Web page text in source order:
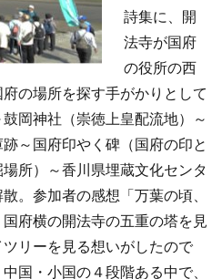
詩集に、開
法寺が国府
の役所の西
の場所を探す手がかりとして
岡神社（崇徳上皇配流地）～
～国府印やく碑（国府の印と
所）～香川県埋蔵文化センタ
。参加者の感想「万葉の頃、
府横の開法寺の五重の塔を見
リーを見る想いがしたので
国・小国の４段階ある中で、